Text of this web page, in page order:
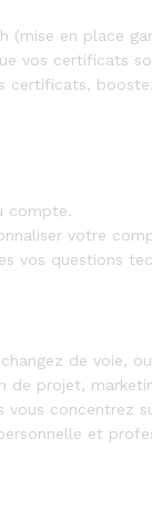
(mise en place
vos certificats
certificats,
compte.
votre
vos questions
de voie,
de projet,
concentrez
et